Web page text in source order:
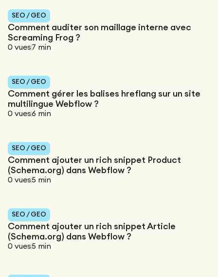
SEO / GEO
Comment auditer son maillage interne avec
Screaming Frog ?
0 vues7 min
SEO / GEO
Comment gérer les balises hreflang sur un site
multilingue Webflow ?
0 vues6 min
SEO / GEO
Comment ajouter un rich snippet Product
(Schema.org) dans Webflow ?
0 vues5 min
SEO / GEO
Comment ajouter un rich snippet Article
(Schema.org) dans Webflow ?
0 vues5 min